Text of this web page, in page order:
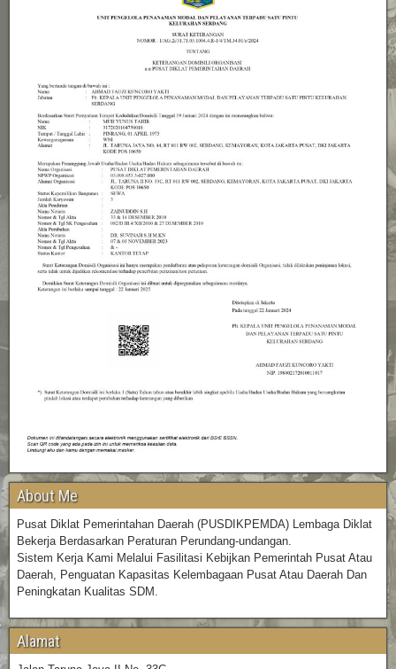
About Me
Pusat Diklat Pemerintahan Daerah (PUSDIKPEMDA) Lembaga Diklat
Bekerja Berdasarkan Peraturan Perundang-undangan.
Sistem Kerja Kami Melalui Fasilitasi Kebijkan Pemerintah Pusat Atau
Daerah, Penguatan Kapasitas Kelembagaan Pusat Atau Daerah Dan
Peningkatan Kualitas SDM.
Alamat